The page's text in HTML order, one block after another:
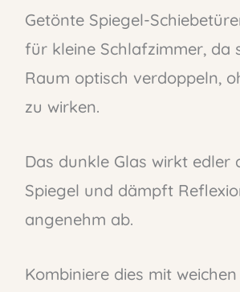
Getönte Spiegel-
für kleine Schlafzimmer, da
Raum optisch verdoppeln,
zu wirken.
Das dunkle Glas wirkt edler
Spiegel und dämpft
angenehm ab.
Kombiniere dies mit